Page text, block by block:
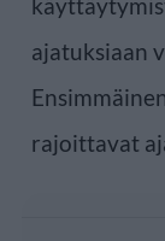
ajatuksiaan
rajoittavat